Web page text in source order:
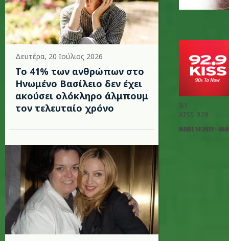
Δευτέρα, 20 Ιούλιος 2026
Το 41% των ανθρώπων στο
Ηνωμένο Βασίλειο δεν έχει
ακούσει ολόκληρο άλμπουμ
τον τελευταίο χρόνο
BY
KISS 929
ΜΆΙΟΣ 14 2022 -